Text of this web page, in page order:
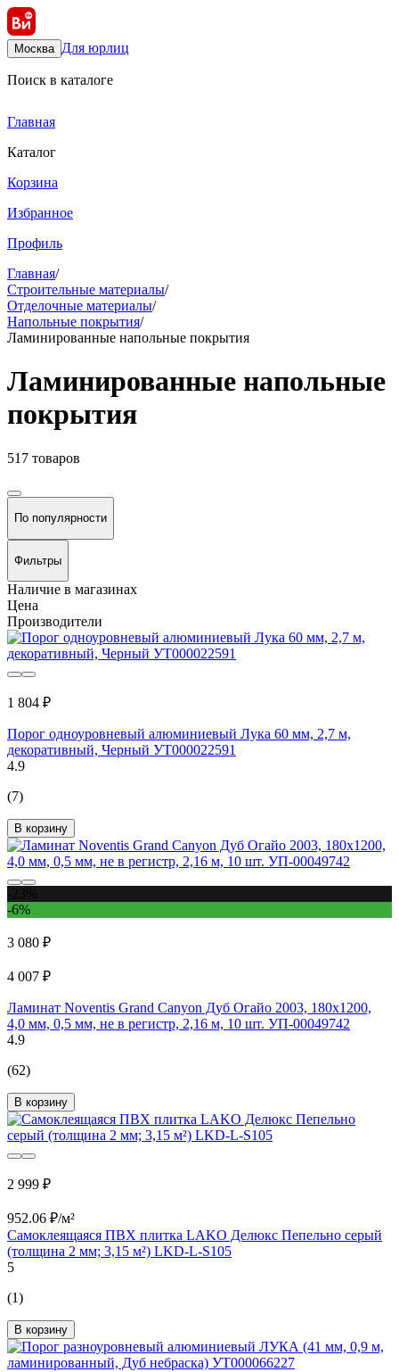
Москва Для юрлиц
Поиск в каталоге
Главная
Каталог
Корзина
Избранное
Профиль
Главная/
Строительные материалы/
Отделочные материалы/
Напольные покрытия/
Ламинированные напольные покрытия
Ламинированные напольные
покрытия
517 товаров
По популярности
Фильтры
Наличие в магазинах
Цена
Производители
1 804 ₽
Порог одноуровневый алюминиевый Лука 60 мм, 2,7 м,
декоративный, Черный УТ000022591
4.9
(7)
В корзину
-6%
3 080 ₽
4 007 ₽
Ламинат Noventis Grand Сanyon Дуб Огайо 2003, 180x1200,
4,0 мм, 0,5 мм, не в регистр, 2,16 м, 10 шт. УП-00049742
4.9
(62)
В корзину
2 999 ₽
952.06 ₽/м²
Самоклеящаяся ПВХ плитка LAKO Делюкс Пепельно серый
(толщина 2 мм; 3,15 м²) LKD-L-S105
5
(1)
В корзину